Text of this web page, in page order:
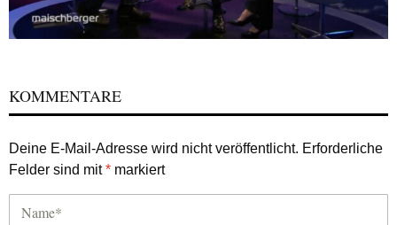
KOMMENTARE
Deine E-Mail-Adresse wird nicht veröffentlicht. Erforderliche
Felder sind mit* markiert